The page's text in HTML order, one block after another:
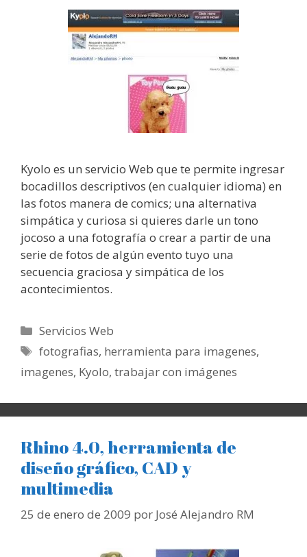
Kyolo es un servicio Web que te permite ingresar
bocadillos descriptivos (en cualquier idioma) en
las fotos manera de comics; una alternativa
simpática y curiosa si quieres darle un tono
jocoso a una fotografía o crear a partir de una
serie de fotos de algún evento tuyo una
secuencia graciosa y simpática de los
acontecimientos.
Categorías
Servicios Web
Etiquetas
fotografias, herramienta para imagenes,
imagenes, Kyolo, trabajar con imágenes
Rhino 4.0, herramienta de
diseño gráfico, CAD y
multimedia
25 de enero de 2009 por José Alejandro RM